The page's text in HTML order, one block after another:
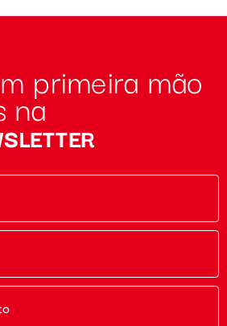
primeira mão
na